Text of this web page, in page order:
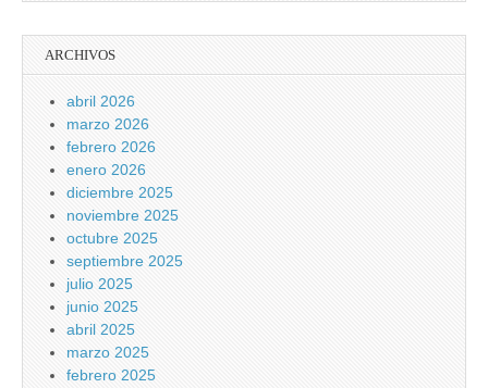
ARCHIVOS
abril 2026
marzo 2026
febrero 2026
enero 2026
diciembre 2025
noviembre 2025
octubre 2025
septiembre 2025
julio 2025
junio 2025
abril 2025
marzo 2025
febrero 2025